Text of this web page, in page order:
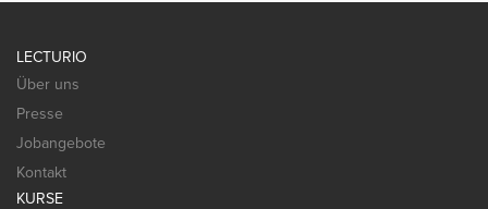
LECTURIO
Über uns
Presse
Jobangebote
Kontakt
KURSE